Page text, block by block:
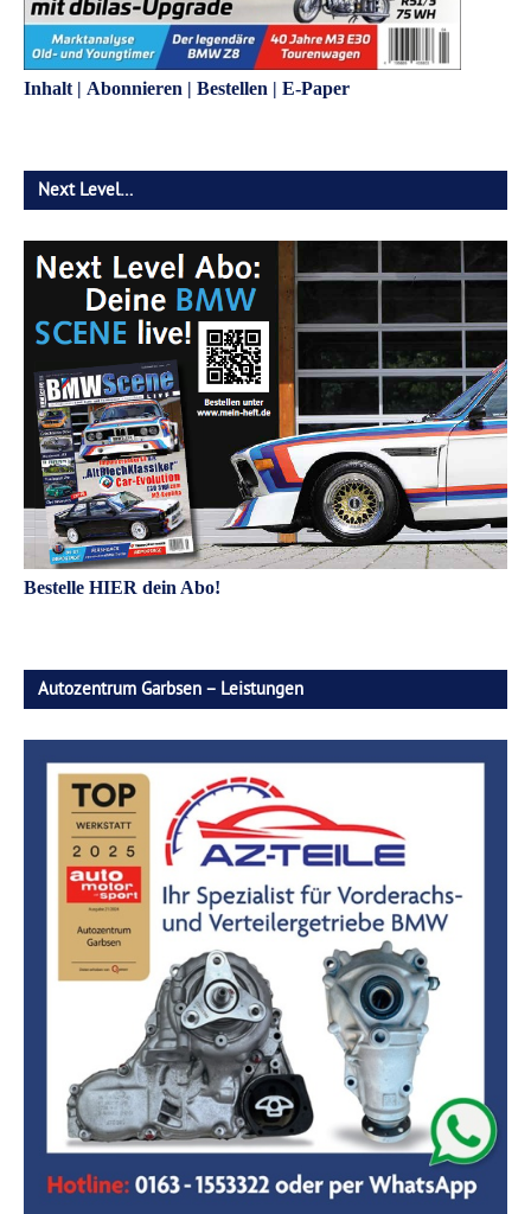
Inhalt | Abonnieren | Bestellen | E-Paper
Next Level…
Bestelle HIER dein Abo!
Autozentrum Garbsen – Leistungen